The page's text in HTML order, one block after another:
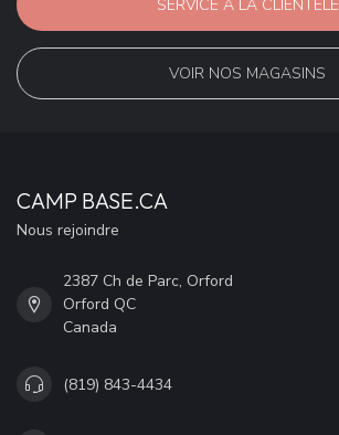
SERVICE À LA CLIENTÈLE
VOIR NOS MAGASINS
CAMP BASE.CA
Nous rejoindre
2387 Ch de Parc, Orford
Orford QC
Canada
(819) 843-4434